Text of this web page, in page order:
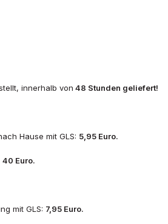
innerhalb von 48 Stunden geliefert!
Hause mit GLS: 5,95 Euro.
40 Euro.
mit GLS: 7,95 Euro.